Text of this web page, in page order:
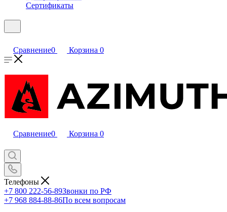
Сертификаты
Сравнение0 Корзина 0
Сравнение0 Корзина 0
Телефоны
+7 800 222-56-89Звонки по РФ
+7 968 884-88-86По всем вопросам